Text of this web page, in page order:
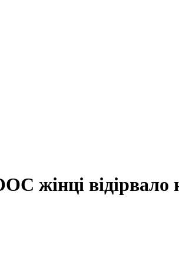
жінці відірвало